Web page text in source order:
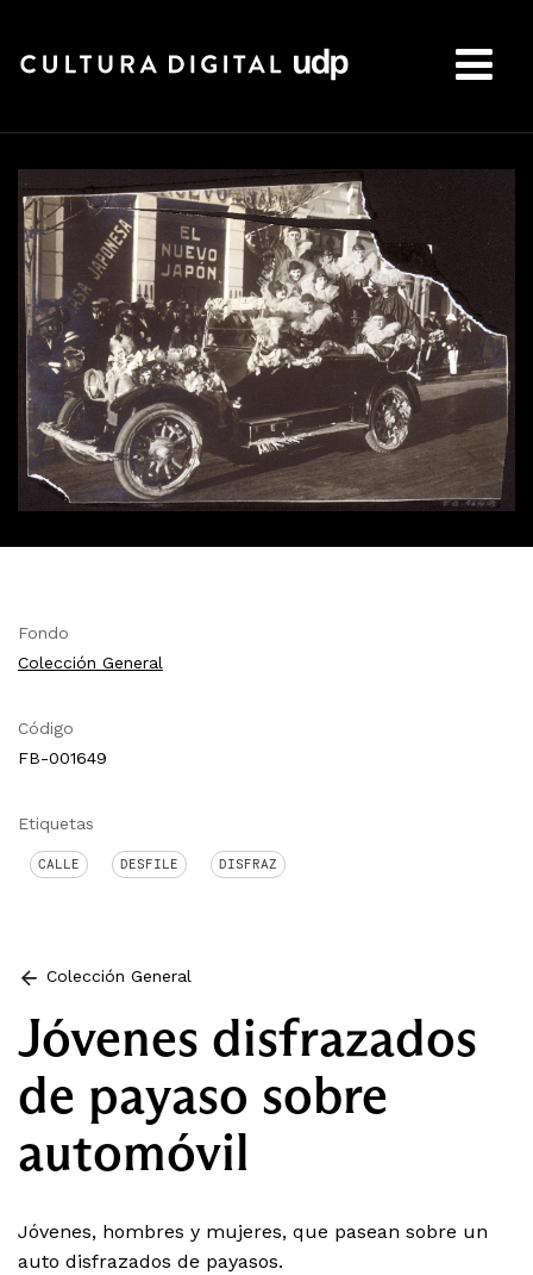
Fondo
Colección General
Código
FB-001649
Etiquetas
CALLE DESFILE DISFRAZ
Colección General
Jóvenes disfrazados
de payaso sobre
automóvil
Jóvenes, hombres y mujeres, que pasean sobre un
auto disfrazados de payasos.